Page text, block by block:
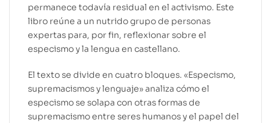
permanece todavía residual en el activismo. Este
libro reúne a un nutrido grupo de personas
expertas para, por fin, reflexionar sobre el
especismo y la lengua en castellano.
El texto se divide en cuatro bloques. «Especismo,
supremacismos y lenguaje» analiza cómo el
especismo se solapa con otras formas de
supremacismo entre seres humanos y el papel del